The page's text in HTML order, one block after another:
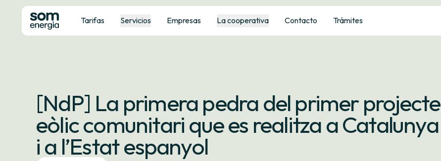
Tarifas Servicios Empresas La cooperativa Contacto Trámites
[NdP] La primera pedra del primer projecte
eòlic comunitari que es realitza a Catalunya
i a l’Estat espanyol